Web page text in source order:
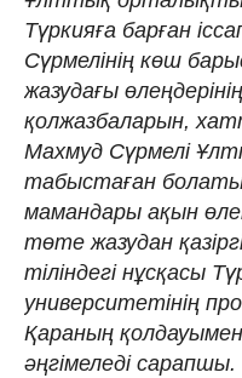
Түркияға барған
Сүрмелінің көш
жазудағы
қолжазбаларын,
Махмуд Сүрмелі
табыстаған
мамандары ақын
төте жазудан
тіліндегі нұсқасы
университетінің
Қараның
әңгімеледі сарапшы.